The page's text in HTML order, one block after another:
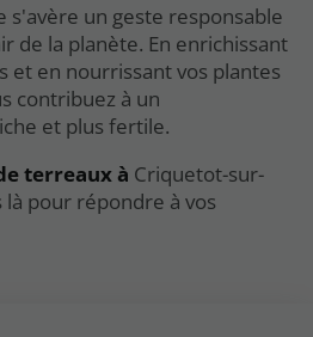
s'avère un geste responsable
de la planète. En enrichissant
et en nourrissant vos plantes
contribuez à un
et plus fertile.
terreaux à Criquetot-sur-
pour répondre à vos